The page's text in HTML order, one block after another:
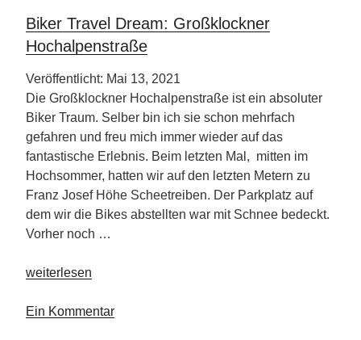
ab
auf
die
Piste“
Biker Travel Dream: Großklockner
Hochalpenstraße
Veröffentlicht: Mai 13, 2021
Die Großklockner Hochalpenstraße ist ein absoluter
Biker Traum. Selber bin ich sie schon mehrfach
gefahren und freu mich immer wieder auf das
fantastische Erlebnis. Beim letzten Mal, mitten im
Hochsommer, hatten wir auf den letzten Metern zu
Franz Josef Höhe Scheetreiben. Der Parkplatz auf
dem wir die Bikes abstellten war mit Schnee bedeckt.
Vorher noch …
„Biker
Dream:
weiterlesen
Ein Kommentar